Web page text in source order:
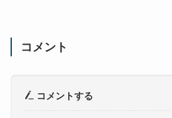
コメント
コメントする